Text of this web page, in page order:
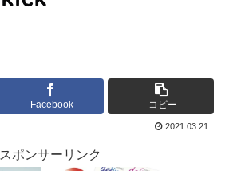
Facebook コピー
2021.03.21
スポンサーリンク